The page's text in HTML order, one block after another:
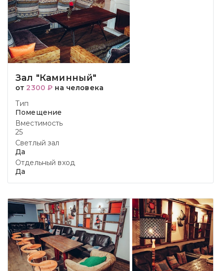
Зал "Каминный"
от 2300 ₽ на человека
Тип
Помещение
Вместимость
25
Светлый зал
Да
Отдельный вход
Да